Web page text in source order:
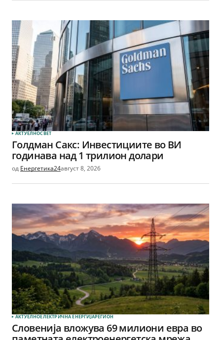
АКТУЕЛНОСВЕТ
Голдман Сакс: Инвестициите во ВИ
годинава над 1 трилион долари
од Енергетика24август 8, 2026
АКТУЕЛНОЕЛЕКТРИЧНА ЕНЕРГИЈАРЕГИОН
Словенија вложува 69 милиони евра во